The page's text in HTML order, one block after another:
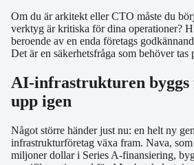
Om du är arkitekt eller CTO måste du
verktyg är kritiska för dina operationer?
beroende av en enda företags
Det är en säkerhetsfråga som behöver tas
AI-infrastrukturen byggs
upp igen
Något större händer just nu: en helt ny
infrastrukturföretag växa fram. Nava,
miljoner dollar i Series A-finansiering,